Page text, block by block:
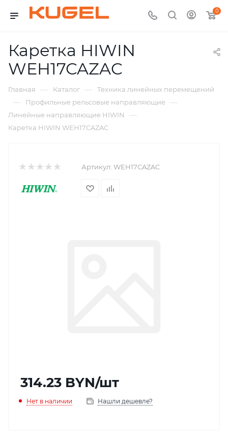
0
Каретка HIWIN
WEH17CAZAC
Главная — Каталог — Техника линейных перемещений
— Профильные рельсовые направляющие —
Линейные направляющие HIWIN —
Каретка HIWIN WEH17CAZAC
Артикул: WEH17CAZAC
314.23 BYN/шт
Нет в наличии Нашли дешевле?